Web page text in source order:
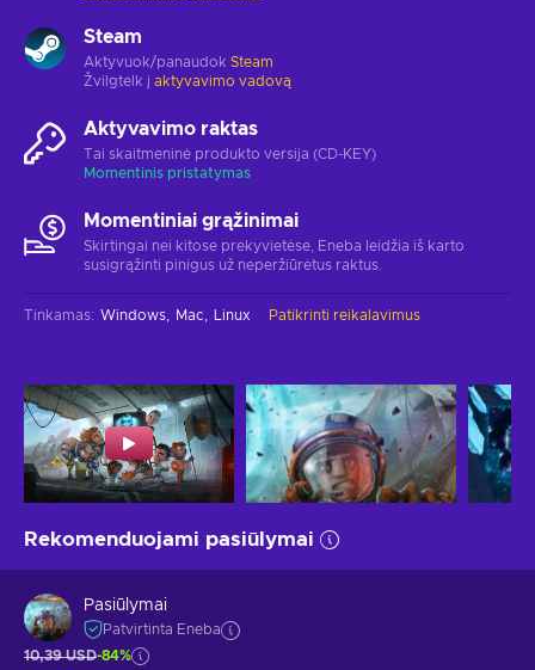
Steam
Aktyvuok/panaudok Steam
Žvilgtelk į aktyvavimo vadovą
Aktyvavimo raktas
Tai skaitmeninė produkto versija (CD-KEY)
Momentinis pristatymas
Momentiniai grąžinimai
Skirtingai nei kitose prekyvietėse, Eneba leidžia iš karto
susigrąžinti pinigus už neperžiūrėtus raktus.
Tinkamas: Windows Mac Linux Patikrinti reikalavimus
Rekomenduojami pasiūlymai
Pasiūlymai
Patvirtinta Eneba
10,39 USD-84%